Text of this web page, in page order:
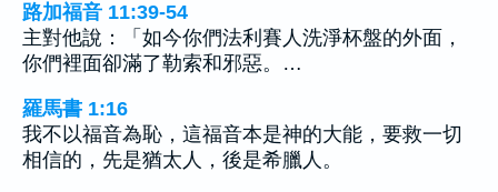
路加福音 11:39-54
主對他說：「如今你們法利賽人洗淨杯盤的外面，
你們裡面卻滿了勒索和邪惡。…
羅馬書 1:16
我不以福音為恥，這福音本是神的大能，要救一切
相信的，先是猶太人，後是希臘人。